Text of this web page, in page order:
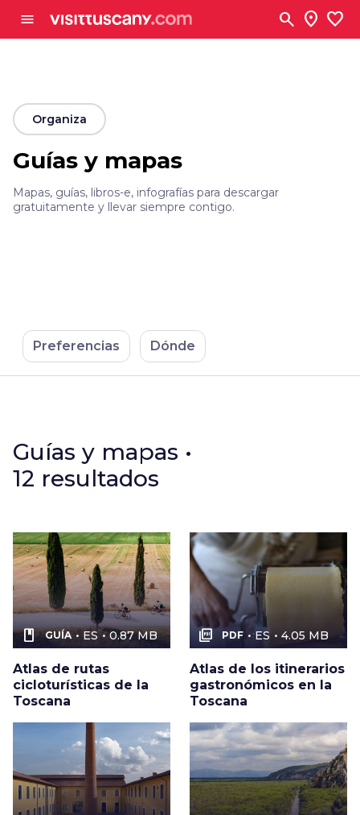
menu search location_on favorite
arrow_backOrganiza
Guías y mapas
Mapas, guías, libros-e, infografías para descargar
gratuitamente y llevar siempre contigo.
Preferencias Dónde
Guías y mapas •
12 resultados
book GUÍA ES 0.87 MB
Atlas de rutas
cicloturísticas de la
Toscana
picture_as_pdf PDF ES 4.05 MB
Atlas de los itinerarios
gastronómicos en la
Toscana